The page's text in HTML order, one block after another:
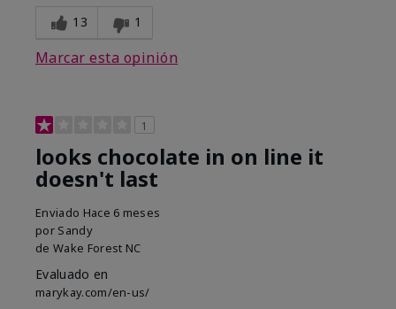
13 1
Marcar esta opinión
1
looks chocolate in on line it
doesn't last
Enviado Hace 6 meses
por Sandy
de Wake Forest NC
Evaluado en
marykay.com/en-us/